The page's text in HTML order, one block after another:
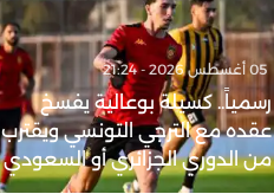
05 أغسطس 2026 - 21:24
رسمياً.. كسيلة بوعالية يفسخ
عقده مع الترجي التونسي ويقترب
من الدوري الجزائري أو السعودي